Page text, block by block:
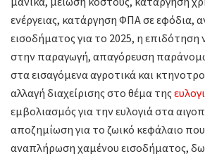
ενέργειας, κατάργηση ΦΠΑ σε εφόδια,
εισοδήματος για το 2025, η επιδότηση
στην παραγωγή, απαγόρευση
στα εισαγόμενα αγροτικά και
αλλαγή διαχείρισης στο θέμα της
εμβολιασμός για την ευλογιά στα
αποζημίωση για το ζωικό κεφάλαιο
αναπλήρωση χαμένου εισοδήματος,